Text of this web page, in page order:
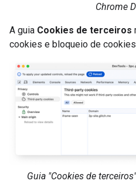
Chrome
A guia Cookies de terceiros
cookies e bloqueio de
Guia "Cookies de